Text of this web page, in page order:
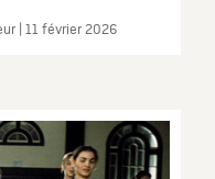
| 11 février 2026